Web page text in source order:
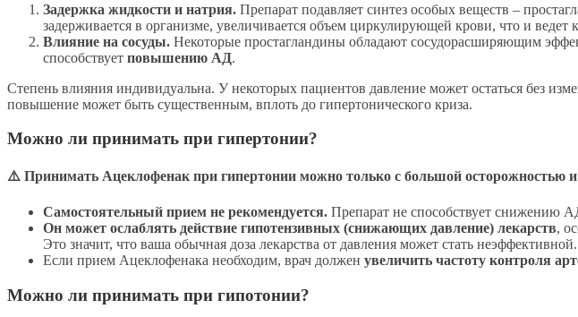
Задержка жидкости и натрия. Препарат подавляет синтез особых веществ –
задерживается в организме, увеличивается объем циркулирующей крови, что и ведет
Влияние на сосуды. Некоторые простагландины обладают сосудорасширяющим
способствует повышению АД.
Степень влияния индивидуальна. У некоторых пациентов давление может остаться без
повышение может быть существенным, вплоть до гипертонического криза.
Можно ли принимать при гипертонии?
⚠️ Принимать Ацеклофенак при гипертонии можно только с большой осторожностью и
Самостоятельный прием не рекомендуется. Препарат не способствует снижению
Он может ослаблять действие гипотензивных (снижающих давление) лекарств,
Это значит, что ваша обычная доза лекарства от давления может стать неэффективной.
Если прием Ацеклофенака необходим, врач должен увеличить частоту контроля
Можно ли принимать при гипотонии?